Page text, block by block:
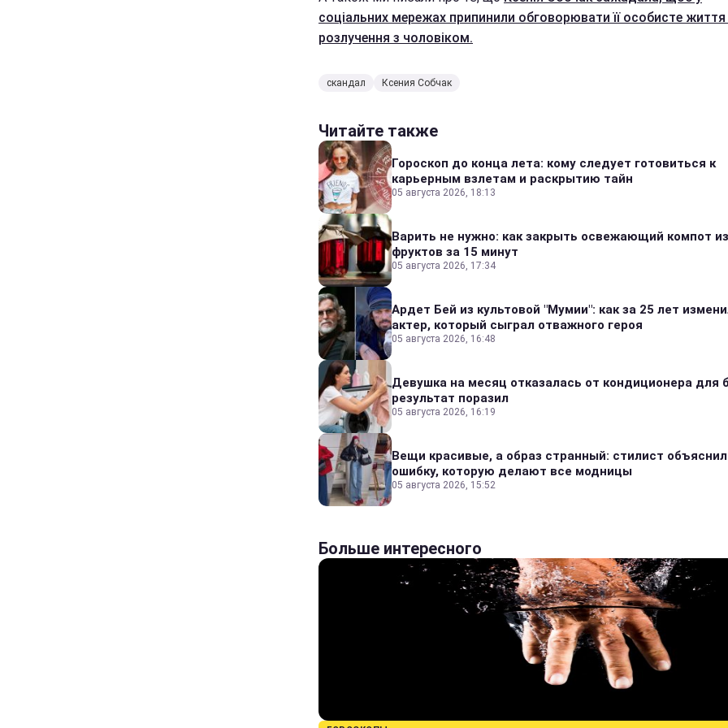
соціальних мережах припинили обговорювати її особисте життя
розлучення з чоловіком.
скандал Ксения Собчак
Читайте также
Гороскоп до конца лета: кому следует готовиться к
карьерным взлетам и раскрытию тайн
05 августа 2026, 18:13
Варить не нужно: как закрыть освежающий компот
фруктов за 15 минут
05 августа 2026, 17:34
Ардет Бей из культовой "Мумии": как за 25 лет
актер, который сыграл отважного героя
05 августа 2026, 16:48
Девушка на месяц отказалась от кондиционера для
результат поразил
05 августа 2026, 16:19
Вещи красивые, а образ странный: стилист
ошибку, которую делают все модницы
05 августа 2026, 15:52
Больше интересного